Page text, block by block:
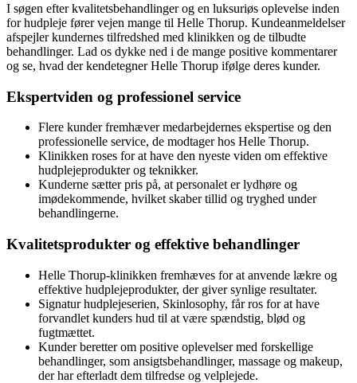
I søgen efter kvalitetsbehandlinger og en luksuriøs oplevelse inden
for hudpleje fører vejen mange til Helle Thorup. Kundeanmeldelser
afspejler kundernes tilfredshed med klinikken og de tilbudte
behandlinger. Lad os dykke ned i de mange positive kommentarer
og se, hvad der kendetegner Helle Thorup ifølge deres kunder.
Ekspertviden og professionel service
Flere kunder fremhæver medarbejdernes ekspertise og den
professionelle service, de modtager hos Helle Thorup.
Klinikken roses for at have den nyeste viden om effektive
hudplejeprodukter og teknikker.
Kunderne sætter pris på, at personalet er lydhøre og
imødekommende, hvilket skaber tillid og tryghed under
behandlingerne.
Kvalitetsprodukter og effektive behandlinger
Helle Thorup-klinikken fremhæves for at anvende lækre og
effektive hudplejeprodukter, der giver synlige resultater.
Signatur hudplejeserien, Skinlosophy, får ros for at have
forvandlet kunders hud til at være spændstig, blød og
fugtmættet.
Kunder beretter om positive oplevelser med forskellige
behandlinger, som ansigtsbehandlinger, massage og makeup,
der har efterladt dem tilfredse og velplejede.